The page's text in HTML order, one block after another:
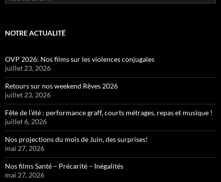
NOTRE ACTUALITÉ
OVP 2026: Nos films sur les violences conjugales
juillet 23, 2026
Retours sur nos weekend Rêves 2026
juillet 23, 2026
Fête de l’été : performance graff, courts métrages, repas et musique !
juillet 6, 2026
Nos projections du mois de Juin, des surprises!
mai 27, 2026
Nos films Santé – Précarité – Inégalités
mai 27, 2026